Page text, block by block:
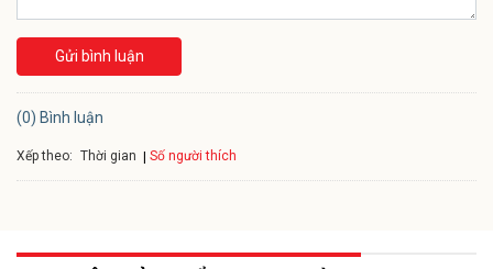
Gửi bình luận
(0) Bình luận
Xếp theo: Thời gian Số người thích